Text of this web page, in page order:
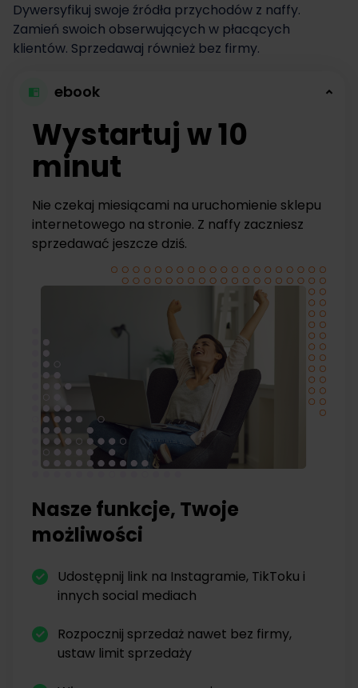
Dywersyfikuj swoje źródła przychodów z naffy.
Zamień swoich obserwujących w płacących
klientów. Sprzedawaj również bez firmy.
ebook
Wystartuj w 10
minut
Nie czekaj miesiącami na uruchomienie sklepu
internetowego na stronie. Z naffy zaczniesz
sprzedawać jeszcze dziś.
Nasze funkcje, Twoje
możliwości
Udostępnij link na Instagramie, TikToku i
innych social mediach
Rozpocznij sprzedaż nawet bez firmy,
ustaw limit sprzedaży